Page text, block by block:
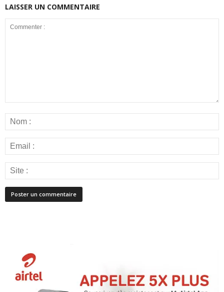
LAISSER UN COMMENTAIRE